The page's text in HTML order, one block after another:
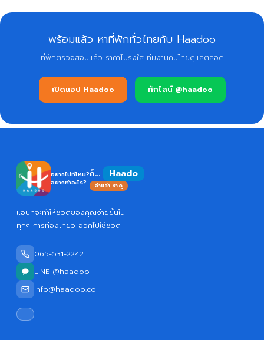
พร้อมแล้ว หาที่พักทั่วไทยกับ Haadoo
ที่พักตรวจสอบแล้ว ราคาโปร่งใส ทีมงานคนไทยดูแลตลอด
เปิดแอป Haadoo ทักไลน์ @haadoo
อยากไปที่ไหน?
อยากทำอะไร?
ก็...
อ่านว่า หาดู
แอปที่จะทำให้ชีวิตของคุณง่ายขึ้นใน
ทุกๆ การท่องเที่ยว ออกไปใช้ชีวิต
065-531-2242
LINE @haadoo
Info@haadoo.co